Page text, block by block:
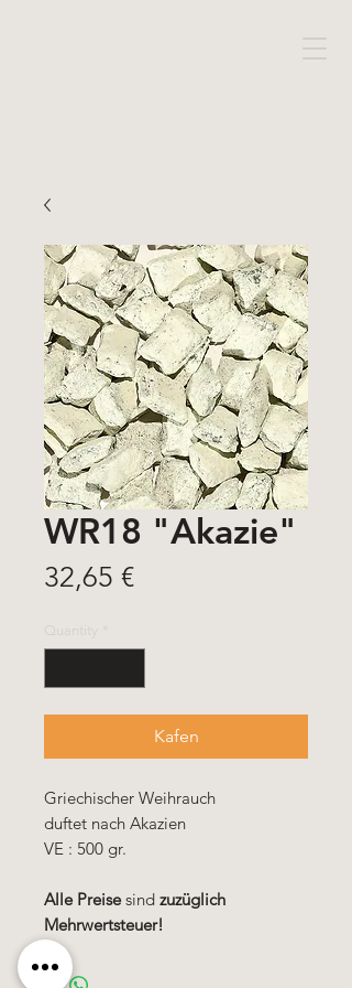
WR18 "Akazie"
32,65 €Price
Quantity
Kafen
Griechischer Weihrauch
duftet nach Akazien
VE : 500 gr.
Alle Preisesind zuzüglich
Mehrwertsteuer!